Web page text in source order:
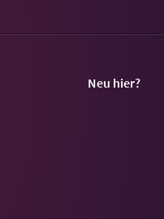
Neu hier?